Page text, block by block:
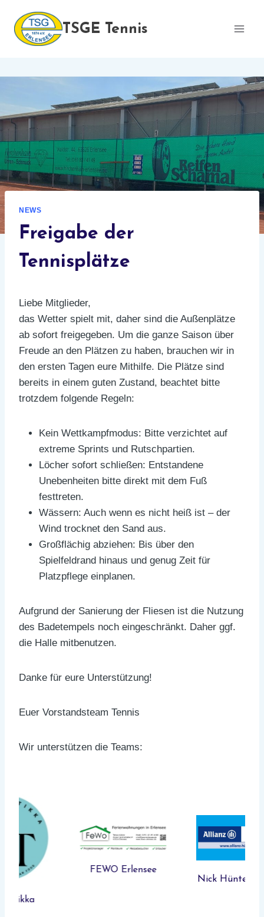
Inhalt
springen
TSGE Tennis
NEWS
Freigabe der
Tennisplätze
Liebe Mitglieder,
das Wetter spielt mit, daher sind die Außenplätze
ab sofort freigegeben. Um die ganze Saison über
Freude an den Plätzen zu haben, brauchen wir in
den ersten Tagen eure Mithilfe. Die Plätze sind
bereits in einem guten Zustand, beachtet bitte
trotzdem folgende Regeln:
Kein Wettkampfmodus: Bitte verzichtet auf
extreme Sprints und Rutschpartien.
Löcher sofort schließen: Entstandene
Unebenheiten bitte direkt mit dem Fuß
festtreten.
Wässern: Auch wenn es nicht heiß ist – der
Wind trocknet den Sand aus.
Großflächig abziehen: Bis über den
Spielfeldrand hinaus und genug Zeit für
Platzpflege einplanen.
Aufgrund der Sanierung der Fliesen ist die Nutzung
des Badetempels noch eingeschränkt. Daher ggf.
die Halle mitbenutzen.
Danke für eure Unterstützung!
Euer Vorstandsteam Tennis
Wir unterstützen die Teams:
FEWO Erlensee
Nick Hünten Allianz